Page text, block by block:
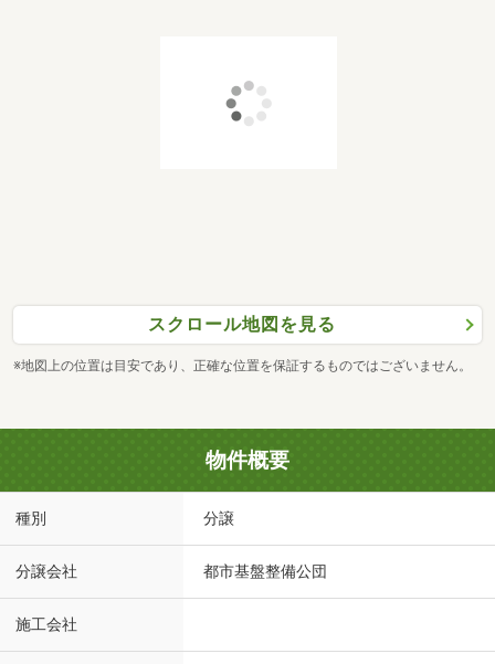
スクロール地図を見る
※地図上の位置は目安であり、正確な位置を保証するものではございません。
物件概要
種別 分譲
分譲会社 都市基盤整備公団
施工会社